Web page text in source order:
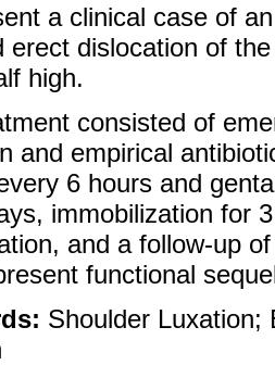
a clinical case of
erect dislocation of
high.
consisted of
and empirical
6 hours and
immobilization for
and a follow-up
functional
Shoulder Luxation;